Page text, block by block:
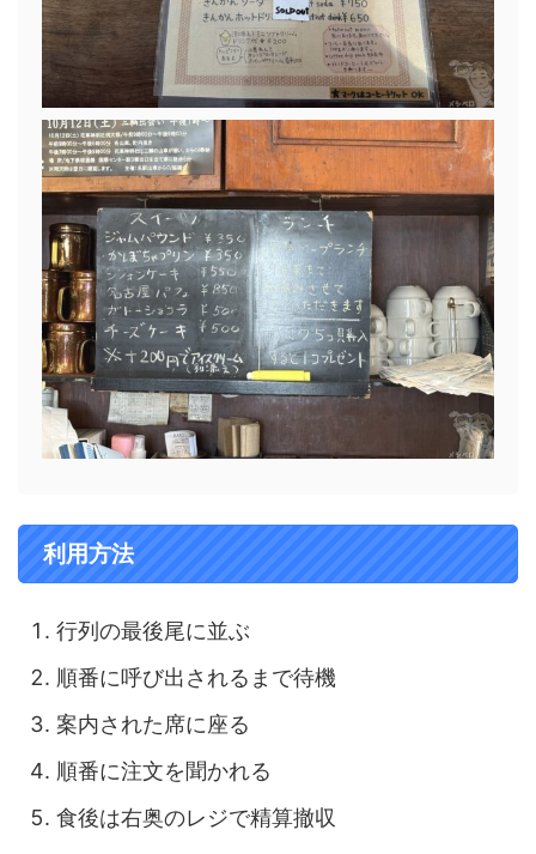
利用方法
行列の最後尾に並ぶ
順番に呼び出されるまで待機
案内された席に座る
順番に注文を聞かれる
食後は右奥のレジで精算撤収